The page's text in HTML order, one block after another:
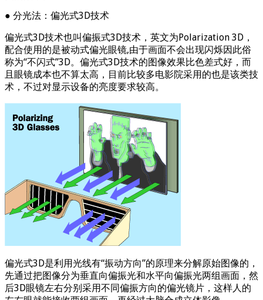
● 分光法：偏光式3D技术
偏光式3D技术也叫偏振式3D技术，英文为Polarization 3D，
配合使用的是被动式偏光眼镜,由于画面不会出现闪烁因此俗
称为“不闪式”3D。偏光式3D技术的图像效果比色差式好，而
且眼镜成本也不算太高，目前比较多电影院采用的也是该类技
术，不过对显示设备的亮度要求较高。
偏光式3D是利用光线有“振动方向”的原理来分解原始图像的，
先通过把图像分为垂直向偏振光和水平向偏振光两组画面，然
后3D眼镜左右分别采用不同偏振方向的偏光镜片，这样人的